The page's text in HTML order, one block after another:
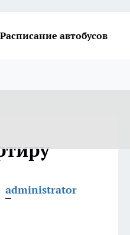
Расписание автобусов
administrator